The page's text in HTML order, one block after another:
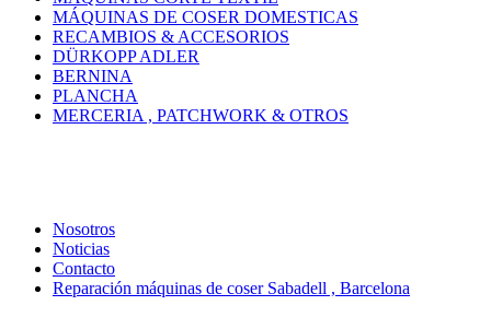
MÁQUINAS DE COSER DOMESTICAS
RECAMBIOS & ACCESORIOS
DÜRKOPP ADLER
BERNINA
PLANCHA
MERCERIA , PATCHWORK & OTROS
Nosotros
Noticias
Contacto
Reparación máquinas de coser Sabadell , Barcelona